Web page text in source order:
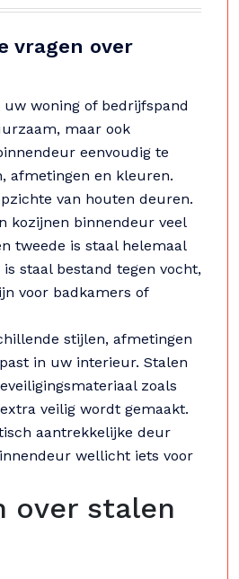
vragen over
woning of bedrijfspand
maar ook
eenvoudig te
afmetingen en kleuren.
van houten deuren.
kozijnen binnendeur veel
tweede is staal helemaal
staal bestand tegen vocht,
voor badkamers of
stijlen, afmetingen
in uw interieur. Stalen
zoals
veilig wordt gemaakt.
aantrekkelijke deur
wellicht iets voor
over stalen